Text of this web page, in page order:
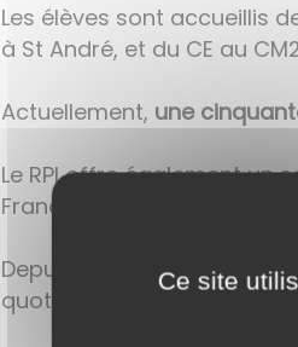
Les élèves sont accueillis
à St André, et du CE au
Actuellement, une
Le RPI offre également un
Franche-Comté, de
Depuis la rentrée 2022,
quotient familial. C’est le
Ce site